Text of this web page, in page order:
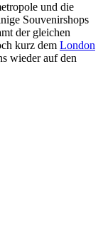
und die
Souvenirshops
der gleichen
kurz dem London
wieder auf den